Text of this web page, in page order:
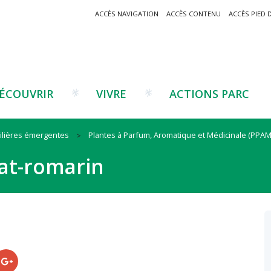
ACCÈS NAVIGATION ACCÈS CONTENU ACCÈS PIED
Patrimoine montagnard
Traditions catalanes
Musées et sites
VIVRE
projet ?
marque Valeurs Parc
ACTIONS PARC
Tourisme
Agriculture
Forêt-bois
émergentes Plantes à Parfum, Aromatique et Médicinale
romarin